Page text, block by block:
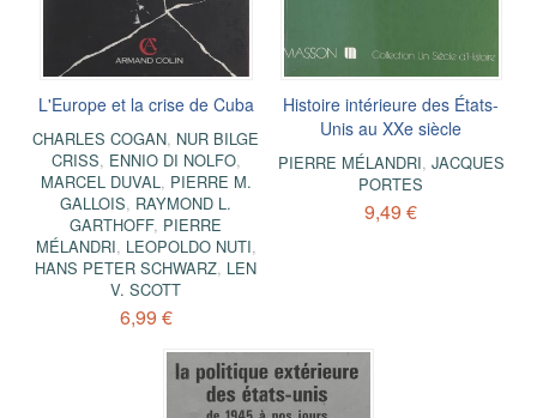
L'Europe et la crise de Cuba
CHARLES COGAN, NUR BILGE
CRISS, ENNIO DI NOLFO,
MARCEL DUVAL, PIERRE M.
GALLOIS, RAYMOND L.
GARTHOFF, PIERRE
MÉLANDRI, LEOPOLDO NUTI,
HANS PETER SCHWARZ, LEN
V. SCOTT
6,99 €
Histoire intérieure des États-
Unis au XXe siècle
PIERRE MÉLANDRI, JACQUES
PORTES
9,49 €